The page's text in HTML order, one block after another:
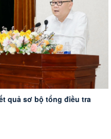
mắc trong công tác khám
tạm hoãn xuất cảnh
quả sơ bộ tổng điều tra
ngăn chặn, đẩy lùi tội